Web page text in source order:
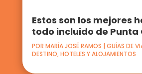
Estos son los mejores
todo incluido de Punta
POR MARÍA JOSÉ RAMOS | GUÍAS DE
DESTINO,HOTELES Y ALOJAMIENTOS